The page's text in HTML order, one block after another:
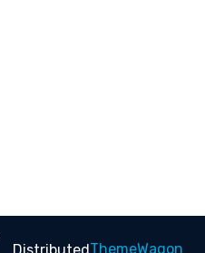
DistributedThemeWagon